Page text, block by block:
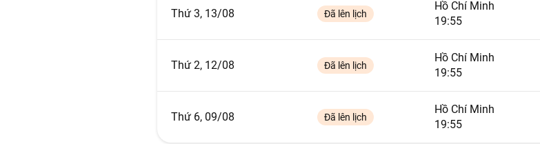
Thứ 3, 13/08 Đã lên lịch
Hồ Chí Minh
19:55
Thứ 2, 12/08 Đã lên lịch
Hồ Chí Minh
19:55
Thứ 6, 09/08 Đã lên lịch
Hồ Chí Minh
19:55